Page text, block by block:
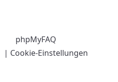
phpMyFAQ
| Cookie-Einstellungen